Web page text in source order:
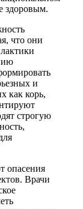
здоровым.
что они
и
как корь,
строгую
опасения
Врачи